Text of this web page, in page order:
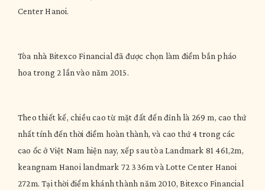
Center Hanoi.
Tòa nhà Bitexco Financial đã được chọn làm điểm bắn pháo
hoa trong 2 lần vào năm 2015.
Theo thiết kế, chiều cao từ mặt đất đến đỉnh là 269 m, cao thứ
nhất tính đến thời điểm hoàn thành, và cao thứ 4 trong các
cao ốc ở Việt Nam hiện nay, xếp sau tòa Landmark 81 461,2m,
keangnam Hanoi landmark 72 336m và Lotte Center Hanoi
272m. Tại thời điểm khánh thành năm 2010, Bitexco Financial